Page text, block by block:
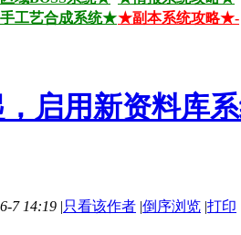
工艺合成系统★★副本系统攻略★-
启用新资料库
7 14:19 |只看该作者 |倒序浏览 |打印